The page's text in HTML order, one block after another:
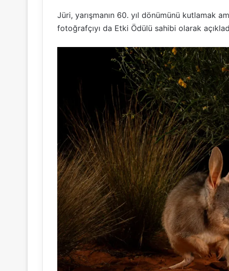
Jüri, yarışmanın 60. yıl dönümünü kutlamak
fotoğrafçıyı da Etki Ödülü sahibi olarak